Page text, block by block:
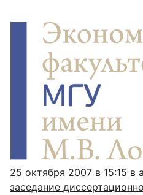
25 октября 2007 в 15:15 в
заседание